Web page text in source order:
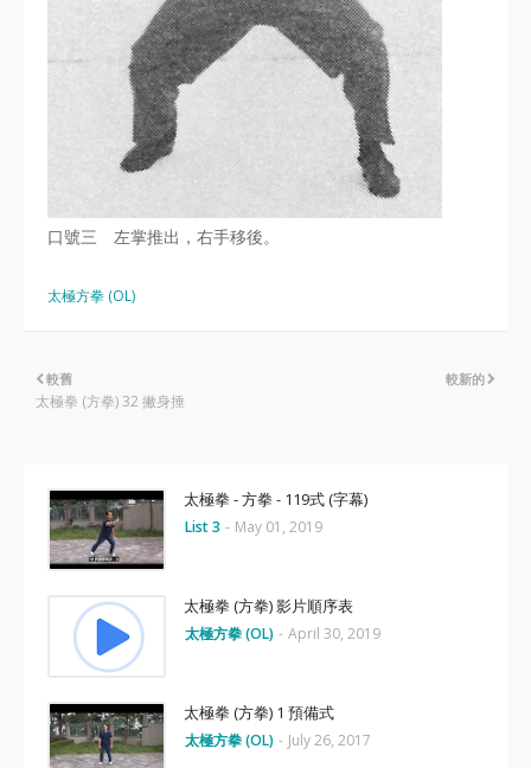
口號三 左掌推出，右手移後。
太極方拳 (OL)
較新的
較舊
太極拳 (方拳) 32 撇身捶
太極拳 - 方拳 - 119式 (字幕)
List 3 - May 01, 2019
太極拳 (方拳) 影片順序表
太極方拳 (OL) - April 30, 2019
太極拳 (方拳) 1 預備式
太極方拳 (OL) - July 26, 2017